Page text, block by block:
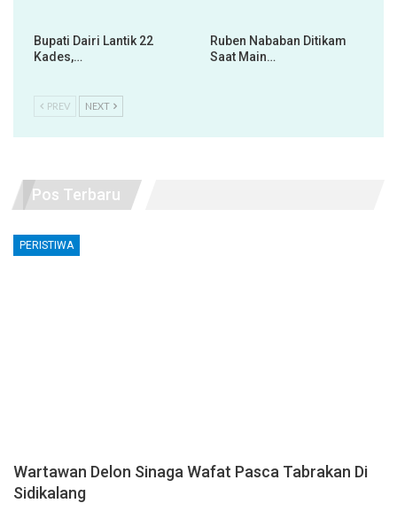
Bupati Dairi Lantik 22
Kades,…
Ruben Nababan Ditikam
Saat Main…
PREV NEXT
Pos Terbaru
PERISTIWA
Wartawan Delon Sinaga Wafat Pasca Tabrakan Di
Sidikalang